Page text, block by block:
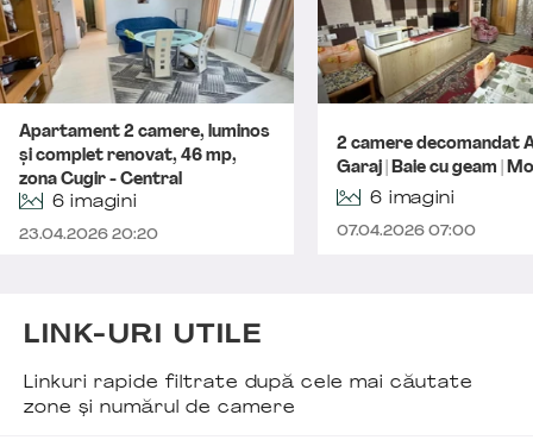
Apartament 2 camere, luminos
și complet renovat, 46 mp,
zona Cugir - Central
6 imagini
23.04.2026 20:20
2 camere decomandat
Garaj | Baie cu geam |
6 imagini
07.04.2026 07:00
LINK-URI UTILE
Linkuri rapide filtrate după cele mai căutate
zone și numărul de camere